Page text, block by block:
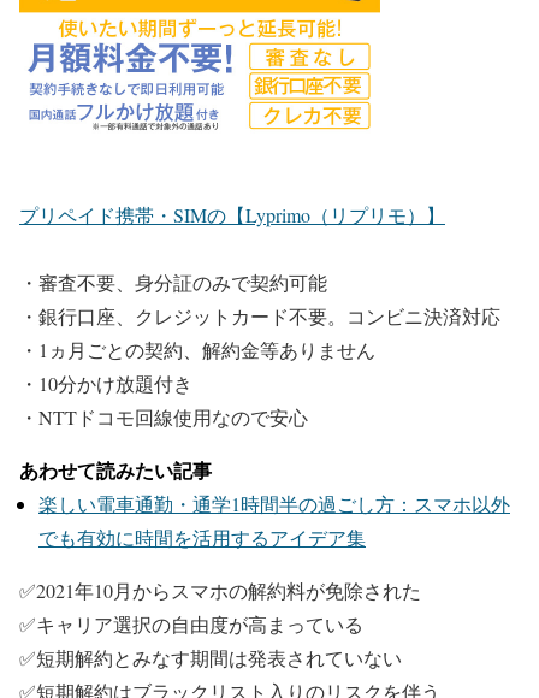
プリペイド携帯・SIMの【Lyprimo（リプリモ）】
・審査不要、身分証のみで契約可能
・銀行口座、クレジットカード不要。コンビニ決済対応
・1ヵ月ごとの契約、解約金等ありません
・10分かけ放題付き
・NTTドコモ回線使用なので安心
あわせて読みたい記事
楽しい電車通勤・通学1時間半の過ごし方：スマホ以外
でも有効に時間を活用するアイデア集
✅2021年10月からスマホの解約料が免除された
✅キャリア選択の自由度が高まっている
✅短期解約とみなす期間は発表されていない
✅短期解約はブラックリスト入りのリスクを伴う